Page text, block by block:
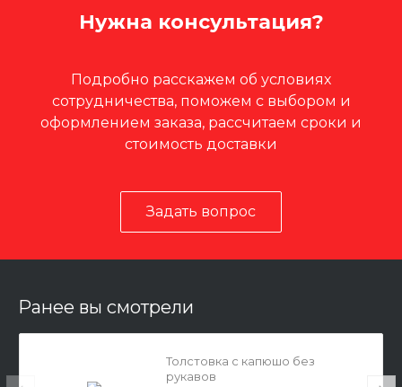
Нужна консультация?
Подробно расскажем об условиях
сотрудничества, поможем с выбором и
оформлением заказа, рассчитаем сроки и
стоимость доставки
Задать вопрос
Ранее вы смотрели
Толстовка с капюшо без
рукавов